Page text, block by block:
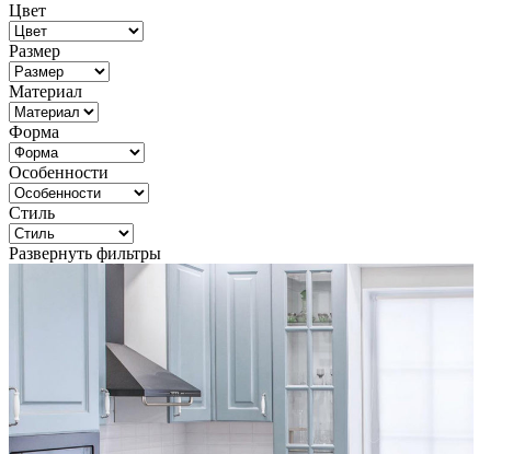
Цвет
Размер
Материал
Форма
Особенности
Стиль
Развернуть фильтры